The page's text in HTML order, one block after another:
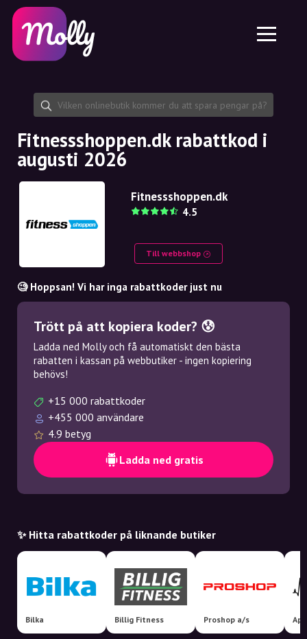
Hudvård
Hårvård
Dela rabattkod
Funktioner
Jobb
Om oss
Samarbete
Plattform
Molly till iPhone och iPad
Molly till Android
SE
EN
NO
NL
Fitnessshoppen.dk rabattkod i
augusti 2026
Fitnessshoppen.dk
4.5
Till webbshop
🧐 Hoppsan! Vi har inga rabattkoder just nu
Trött på att kopiera koder? 😰
Ladda ned Molly och få automatiskt den bästa
rabatten i kassan på webbutiker - ingen kopiering
behövs!
+15 000 rabattkoder
+455 000 användare
4.9 betyg
Ladda ned gratis
✨ Hitta rabattkoder på liknande butiker
Bilka Billig Fitness Proshop a/s